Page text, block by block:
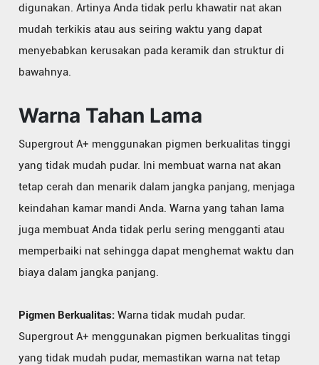
digunakan. Artinya Anda tidak perlu khawatir nat akan
mudah terkikis atau aus seiring waktu yang dapat
menyebabkan kerusakan pada keramik dan struktur di
bawahnya.
Warna Tahan Lama
Supergrout A+ menggunakan pigmen berkualitas tinggi
yang tidak mudah pudar. Ini membuat warna nat akan
tetap cerah dan menarik dalam jangka panjang, menjaga
keindahan kamar mandi Anda. Warna yang tahan lama
juga membuat Anda tidak perlu sering mengganti atau
memperbaiki nat sehingga dapat menghemat waktu dan
biaya dalam jangka panjang.
Pigmen Berkualitas: Warna tidak mudah pudar.
Supergrout A+ menggunakan pigmen berkualitas tinggi
yang tidak mudah pudar, memastikan warna nat tetap